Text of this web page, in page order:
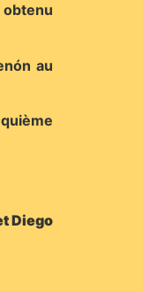
obtenu
au
Diego